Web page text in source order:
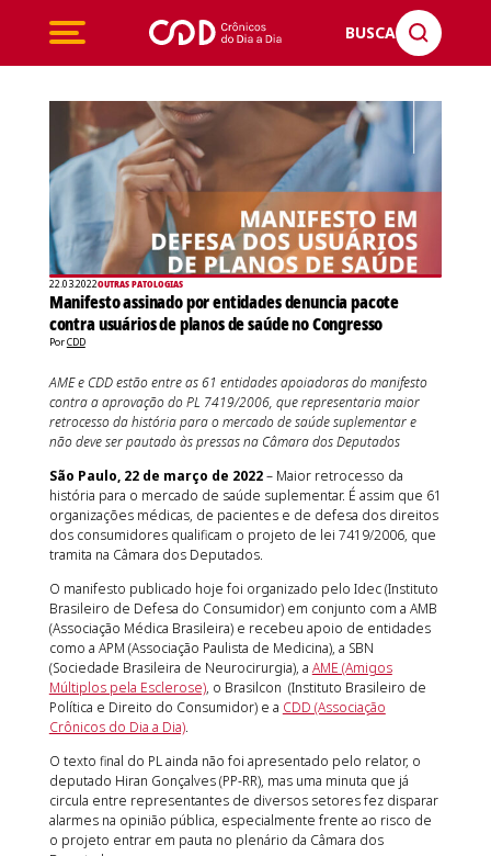
BUSCA
22.03.2022OUTRAS PATOLOGIAS
Manifesto assinado por entidades denuncia pacote
contra usuários de planos de saúde no Congresso
PorCDD
AME e CDD estão entre as 61 entidades apoiadoras do manifesto
contra a aprovação do PL 7419/2006, que representaria maior
retrocesso da história para o mercado de saúde suplementar e
não deve ser pautado às pressas na Câmara dos Deputados
São Paulo, 22 de março de 2022– Maior retrocesso da
história para o mercado de saúde suplementar. É assim que 61
organizações médicas, de pacientes e de defesa dos direitos
dos consumidores qualificam o projeto de lei 7419/2006, que
tramita na Câmara dos Deputados.
O manifesto publicado hoje foi organizado pelo Idec (Instituto
Brasileiro de Defesa do Consumidor) em conjunto com a AMB
(Associação Médica Brasileira) e recebeu apoio de entidades
como a ​​APM (Associação Paulista de Medicina), a SBN
(Sociedade Brasileira de Neurocirurgia), a AME (Amigos
Múltiplos pela Esclerose), o Brasilcon (Instituto Brasileiro de
Política e Direito do Consumidor) e a CDD (Associação
Crônicos do Dia a Dia).
O texto final do PL ainda não foi apresentado pelo relator, o
deputado Hiran Gonçalves (PP-RR), mas uma minuta que já
circula entre representantes de diversos setores fez disparar
alarmes na opinião pública, especialmente frente ao risco de
o projeto entrar em pauta no plenário da Câmara dos